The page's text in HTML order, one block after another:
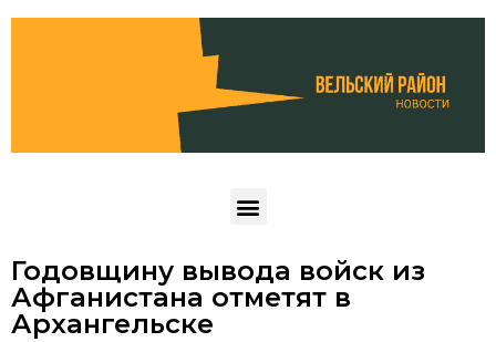
Годовщину вывода войск из
Афганистана отметят в
Архангельске